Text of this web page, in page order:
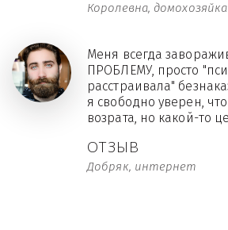
Королевна, домохозяйка
ОТЗЫВ
Добряк, интернет
Меня всегда
ПРОБЛЕМУ, просто
расстраивала"
я свободно уверен,
возрата, но какой-то